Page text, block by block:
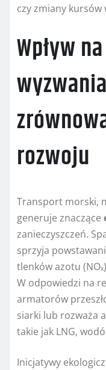
czy zmiany kursów
Wpływ
wyzwania
rozwoju
Transport morski,
generuje znaczące
zanieczyszczeń.
sprzyja
tlenków azotu
W odpowiedzi na
armatorów
siarki lub rozważa
takie jak LNG,
Inicjatywy